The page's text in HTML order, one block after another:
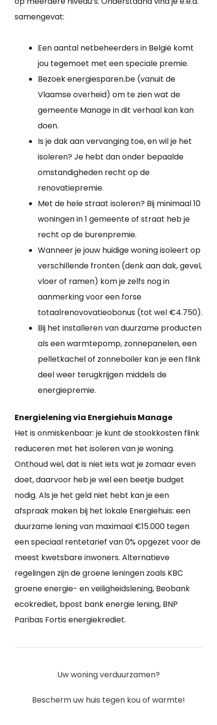
samengevat:
Een aantal netbeheerders in België komt
jou tegemoet met een speciale premie.
Bezoek energiesparen.be (vanuit de
Vlaamse overheid) om te zien wat de
gemeente Manage in dit verhaal kan kan
doen.
Is je dak aan vervanging toe, en wil je het
isoleren? Je hebt dan onder bepaalde
omstandigheden recht op de
renovatiepremie.
Met de hele straat isoleren? Bij minimaal 10
woningen in 1 gemeente of straat heb je
recht op de burenpremie.
Wanneer je jouw huidige woning isoleert op
verschillende fronten (denk aan dak, gevel,
vloer of ramen) kom je zelfs nog in
aanmerking voor een forse
totaalrenovovatieobonus (tot wel €4.750).
Bij het installeren van duurzame producten
als een warmtepomp, zonnepanelen, een
pelletkachel of zonneboiler kan je een flink
deel weer terugkrijgen middels de
energiepremie.
Energielening via Energiehuis Manage
Het is onmiskenbaar: je kunt de stookkosten flink
reduceren met het isoleren van je woning.
Onthoud wel, dat is niet iets wat je zomaar even
doet, daarvoor heb je wel een beetje budget
nodig. Als je het geld niet hebt kan je een
afspraak maken bij het lokale Energiehuis: een
duurzame lening van maximaal €15.000 tegen
een speciaal rentetarief van 0% opgezet voor de
meest kwetsbare inwoners. Alternatieve
regelingen zijn de groene leningen zoals KBC
groene energie- en veiligheidslening, Beobank
ecokrediet, bpost bank energie lening, BNP
Paribas Fortis energiekrediet.
Uw woning verduurzamen?
Bescherm uw huis tegen kou of warmte!